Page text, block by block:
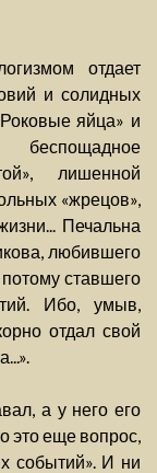
отдает
и солидных
яйца» и
беспощадное
лишенной
«жрецов»,
Печальна
любившего
ставшего
Ибо, умыв,
отдал свой
а у него его
это еще вопрос,
событий». И ни